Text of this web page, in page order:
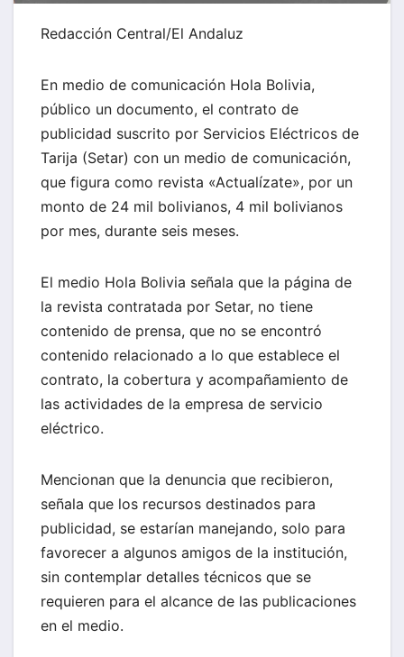
Redacción Central/El Andaluz
En medio de comunicación Hola Bolivia,
público un documento, el contrato de
publicidad suscrito por Servicios Eléctricos de
Tarija (Setar) con un medio de comunicación,
que figura como revista «Actualízate», por un
monto de 24 mil bolivianos, 4 mil bolivianos
por mes, durante seis meses.
El medio Hola Bolivia señala que la página de
la revista contratada por Setar, no tiene
contenido de prensa, que no se encontró
contenido relacionado a lo que establece el
contrato, la cobertura y acompañamiento de
las actividades de la empresa de servicio
eléctrico.
Mencionan que la denuncia que recibieron,
señala que los recursos destinados para
publicidad, se estarían manejando, solo para
favorecer a algunos amigos de la institución,
sin contemplar detalles técnicos que se
requieren para el alcance de las publicaciones
en el medio.